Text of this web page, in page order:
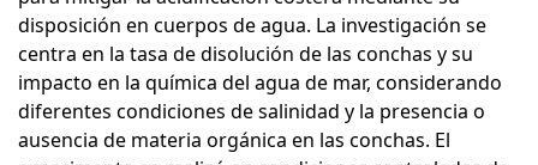
disposición en cuerpos de agua. La investigación se
centra en la tasa de disolución de las conchas y su
impacto en la química del agua de mar, considerando
diferentes condiciones de salinidad y la presencia o
ausencia de materia orgánica en las conchas. El